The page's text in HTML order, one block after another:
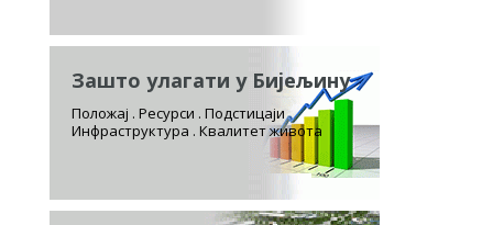
Зашто улагати у Бијељину
Положај . Ресурси . Подстицаји
Инфраструктура . Квалитет живота